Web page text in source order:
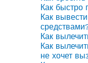
Как быстро
Как
Как
Как
не хочет